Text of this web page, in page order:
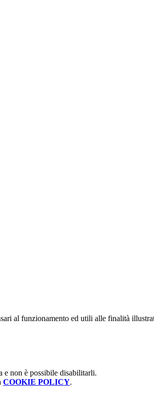
al funzionamento ed utili alle finalità
e non è possibile disabilitarli.
COOKIE POLICY.